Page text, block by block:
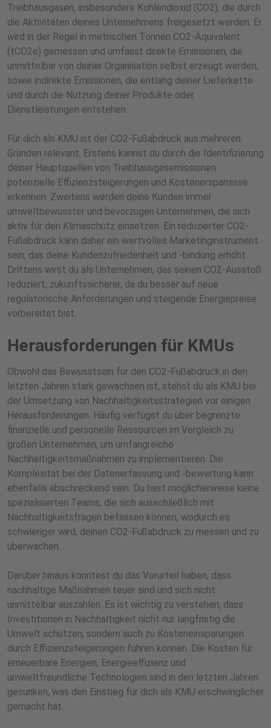
Treibhausgasen, insbesondere Kohlendioxid (CO2), die durch
die Aktivitäten deines Unternehmens freigesetzt werden. Er
wird in der Regel in metrischen Tonnen CO2-Äquivalent
(tCO2e) gemessen und umfasst direkte Emissionen, die
unmittelbar von deiner Organisation selbst erzeugt werden,
sowie indirekte Emissionen, die entlang deiner Lieferkette
und durch die Nutzung deiner Produkte oder
Dienstleistungen entstehen.
Für dich als KMU ist der CO2-Fußabdruck aus mehreren
Gründen relevant. Erstens kannst du durch die Identifizierung
deiner Hauptquellen von Treibhausgasemissionen
potenzielle Effizienzsteigerungen und Kostenersparnisse
erkennen. Zweitens werden deine Kunden immer
umweltbewusster und bevorzugen Unternehmen, die sich
aktiv für den Klimaschutz einsetzen. Ein reduzierter CO2-
Fußabdruck kann daher ein wertvolles Marketinginstrument
sein, das deine Kundenzufriedenheit und -bindung erhöht.
Drittens wirst du als Unternehmen, das seinen CO2-Ausstoß
reduziert, zukunftssicherer, da du besser auf neue
regulatorische Anforderungen und steigende Energiepreise
vorbereitet bist.
Herausforderungen für KMUs
Obwohl das Bewusstsein für den CO2-Fußabdruck in den
letzten Jahren stark gewachsen ist, stehst du als KMU bei
der Umsetzung von Nachhaltigkeitsstrategien vor einigen
Herausforderungen. Häufig verfügst du über begrenzte
finanzielle und personelle Ressourcen im Vergleich zu
großen Unternehmen, um umfangreiche
Nachhaltigkeitsmaßnahmen zu implementieren. Die
Komplexität bei der Datenerfassung und -bewertung kann
ebenfalls abschreckend sein. Du hast möglicherweise keine
spezialisierten Teams, die sich ausschließlich mit
Nachhaltigkeitsfragen befassen können, wodurch es
schwieriger wird, deinen CO2-Fußabdruck zu messen und zu
überwachen.
Darüber hinaus könntest du das Vorurteil haben, dass
nachhaltige Maßnahmen teuer sind und sich nicht
unmittelbar auszahlen. Es ist wichtig zu verstehen, dass
Investitionen in Nachhaltigkeit nicht nur langfristig die
Umwelt schützen, sondern auch zu Kosteneinsparungen
durch Effizienzsteigerungen führen können. Die Kosten für
erneuerbare Energien, Energieeffizienz und
umweltfreundliche Technologien sind in den letzten Jahren
gesunken, was den Einstieg für dich als KMU erschwinglicher
gemacht hat.